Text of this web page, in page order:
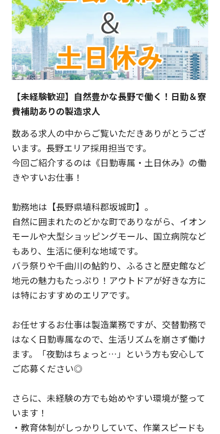
【未経験歓迎】自然豊かな長野で働く！日勤＆寮
費補助ありの製造求人
数ある求人の中からご覧いただきありがとうござ
います。長野エリア採用担当です。
今回ご紹介するのは《日勤専属・土日休み》の働
きやすいお仕事！
勤務地は【長野県埴科郡坂城町】。
自然に囲まれたのどかな町でありながら、イオン
モールや大型ショッピングモール、国立病院など
もあり、生活に便利な地域です。
バラ祭りや千曲川の鮎釣り、ふるさと歴史館など
地元の魅力もたっぷり！アウトドアが好きな方に
は特におすすめのエリアです。
お任せするお仕事は製造業務ですが、交替勤務で
はなく日勤専属なので、生活リズムを崩さず働け
ます。「夜勤はちょっと…」という方も安心して
ご応募ください◎
さらに、未経験の方でも始めやすい環境が整って
います！
・教育体制がしっかりしていて、作業スピードも